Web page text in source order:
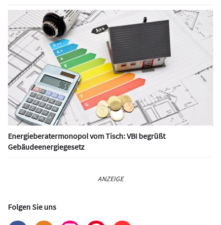
Energieberatermonopol vom Tisch: VBI begrüßt
Gebäudeenergiegesetz
ANZEIGE
Folgen Sie uns